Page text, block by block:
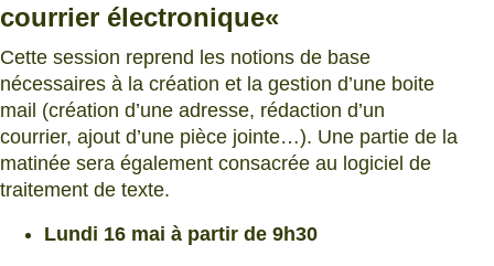
courrier électronique«
Cette session reprend les notions de base
nécessaires à la création et la gestion d’une boite
mail (création d’une adresse, rédaction d’un
courrier, ajout d’une pièce jointe…). Une partie de la
matinée sera également consacrée au logiciel de
traitement de texte.
Lundi 16 mai à partir de 9h30